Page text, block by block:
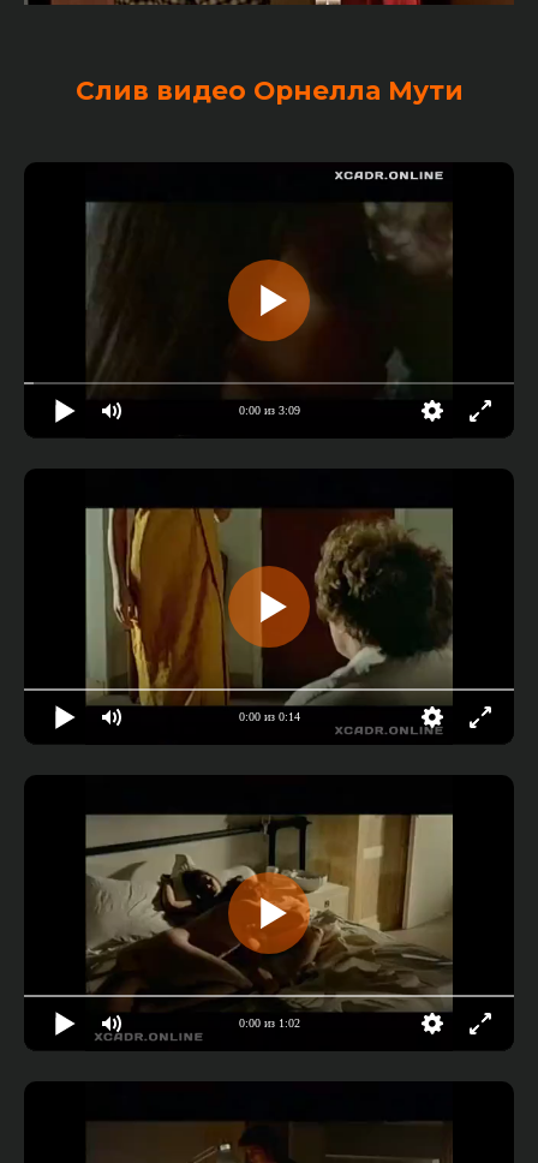
Слив видео Орнелла Мути
0:00 из 3:09
0:00 из 0:14
0:00 из 1:02